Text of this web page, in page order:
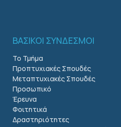
ΒΑΣΙΚΟΙ ΣΥΝΔΕΣΜΟΙ
Το Τμήμα
Προπτυχιακές Σπουδές
Μεταπτυχιακές Σπουδές
Προσωπικό
Έρευνα
Φοιτητικά
Δραστηριότητες